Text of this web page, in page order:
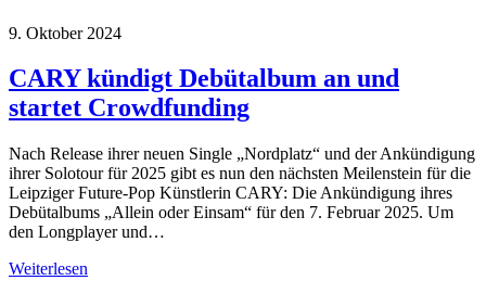
9. Oktober 2024
CARY kündigt Debütalbum an und
startet Crowdfunding
Nach Release ihrer neuen Single „Nordplatz“ und der Ankündigung
ihrer Solotour für 2025 gibt es nun den nächsten Meilenstein für die
Leipziger Future-Pop Künstlerin CARY: Die Ankündigung ihres
Debütalbums „Allein oder Einsam“ für den 7. Februar 2025. Um
den Longplayer und…
Weiterlesen